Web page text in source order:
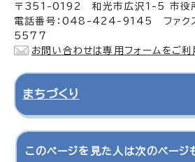
〒351-0192 和光市広沢1-5 市役
電話番号：048-424-9145 ファク
5577
お問い合わせは専用フォームをご利
まちづくり
このページを見た人は次のページ